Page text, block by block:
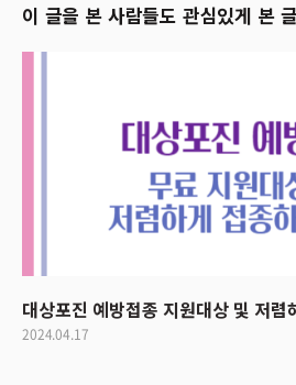
이 글을 본 사람들도 관심있게 본 글
대상포진 예방접종 지원대상 및 저렴
2024.04.17